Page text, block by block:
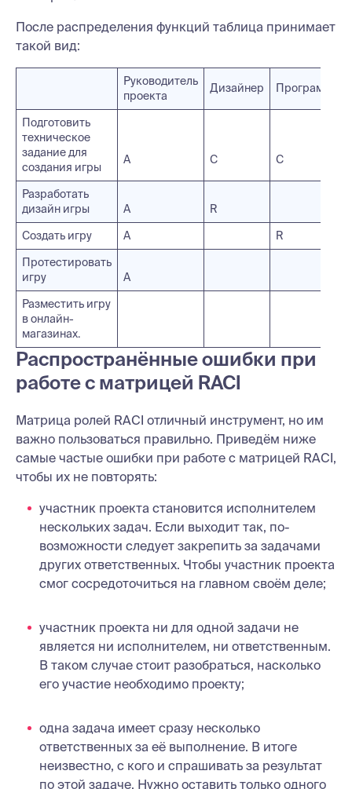
После распределения функций таблица принимает
такой вид:
Руководитель
проекта
Дизайнер Программист
Подготовить
техническое
задание для
создания игры
А С C
Разработать
дизайн игры
А R
Создать игру А R
Протестировать
игру
А
Разместить игру
в онлайн-
магазинах.
Распространённые ошибки при
работе с матрицей RACI
Матрица ролей RACI отличный инструмент, но им
важно пользоваться правильно. Приведём ниже
самые частые ошибки при работе с матрицей RACI,
чтобы их не повторять:
участник проекта становится исполнителем
нескольких задач. Если выходит так, по-
возможности следует закрепить за задачами
других ответственных. Чтобы участник проекта
смог сосредоточиться на главном своём деле;
участник проекта ни для одной задачи не
является ни исполнителем, ни ответственным.
В таком случае стоит разобраться, насколько
его участие необходимо проекту;
одна задача имеет сразу несколько
ответственных за её выполнение. В итоге
неизвестно, с кого и спрашивать за результат
по этой задаче. Нужно оставить только одного